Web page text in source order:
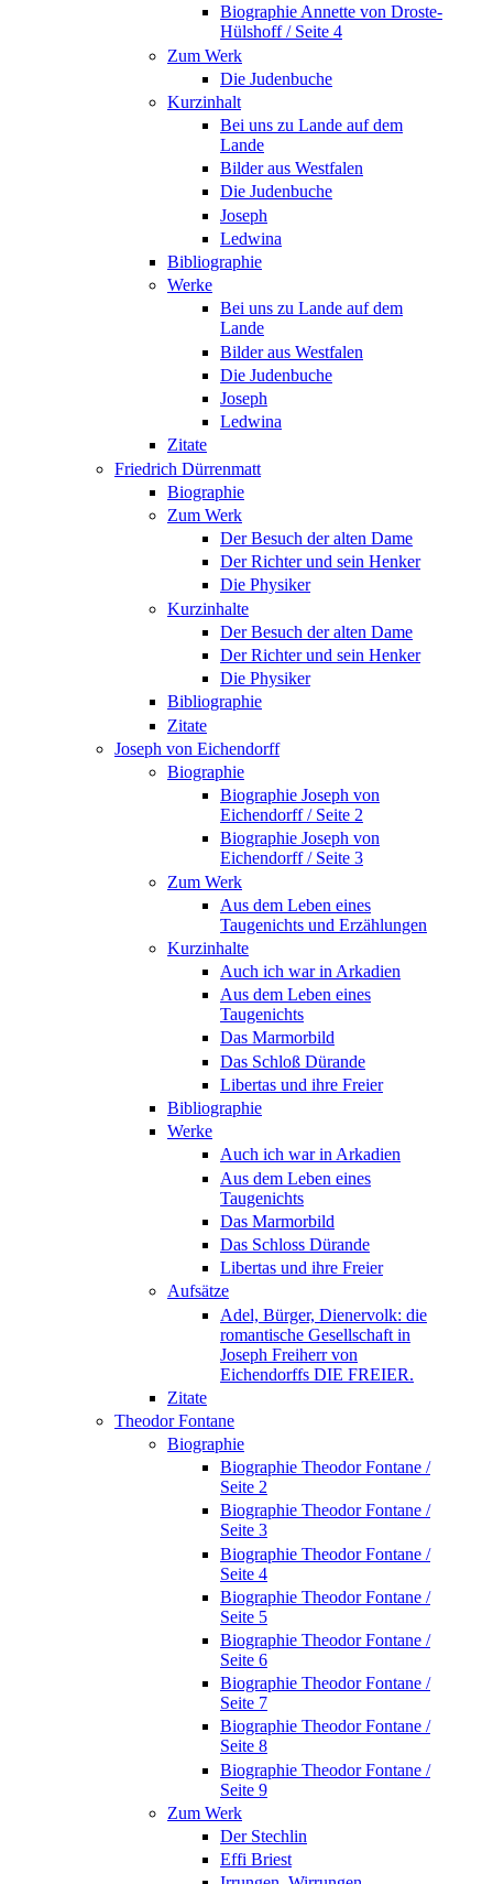
Biographie Annette von Droste-
Hülshoff / Seite 4
Zum Werk
Die Judenbuche
Kurzinhalt
Bei uns zu Lande auf dem
Lande
Bilder aus Westfalen
Die Judenbuche
Joseph
Ledwina
Bibliographie
Werke
Bei uns zu Lande auf dem
Lande
Bilder aus Westfalen
Die Judenbuche
Joseph
Ledwina
Zitate
Friedrich Dürrenmatt
Biographie
Zum Werk
Der Besuch der alten Dame
Der Richter und sein Henker
Die Physiker
Kurzinhalte
Der Besuch der alten Dame
Der Richter und sein Henker
Die Physiker
Bibliographie
Zitate
Joseph von Eichendorff
Biographie
Biographie Joseph von
Eichendorff / Seite 2
Biographie Joseph von
Eichendorff / Seite 3
Zum Werk
Aus dem Leben eines
Taugenichts und Erzählungen
Kurzinhalte
Auch ich war in Arkadien
Aus dem Leben eines
Taugenichts
Das Marmorbild
Das Schloß Dürande
Libertas und ihre Freier
Bibliographie
Werke
Auch ich war in Arkadien
Aus dem Leben eines
Taugenichts
Das Marmorbild
Das Schloss Dürande
Libertas und ihre Freier
Aufsätze
Adel, Bürger, Dienervolk: die
romantische Gesellschaft in
Joseph Freiherr von
Eichendorffs DIE FREIER.
Zitate
Theodor Fontane
Biographie
Biographie Theodor Fontane /
Seite 2
Biographie Theodor Fontane /
Seite 3
Biographie Theodor Fontane /
Seite 4
Biographie Theodor Fontane /
Seite 5
Biographie Theodor Fontane /
Seite 6
Biographie Theodor Fontane /
Seite 7
Biographie Theodor Fontane /
Seite 8
Biographie Theodor Fontane /
Seite 9
Zum Werk
Der Stechlin
Effi Briest